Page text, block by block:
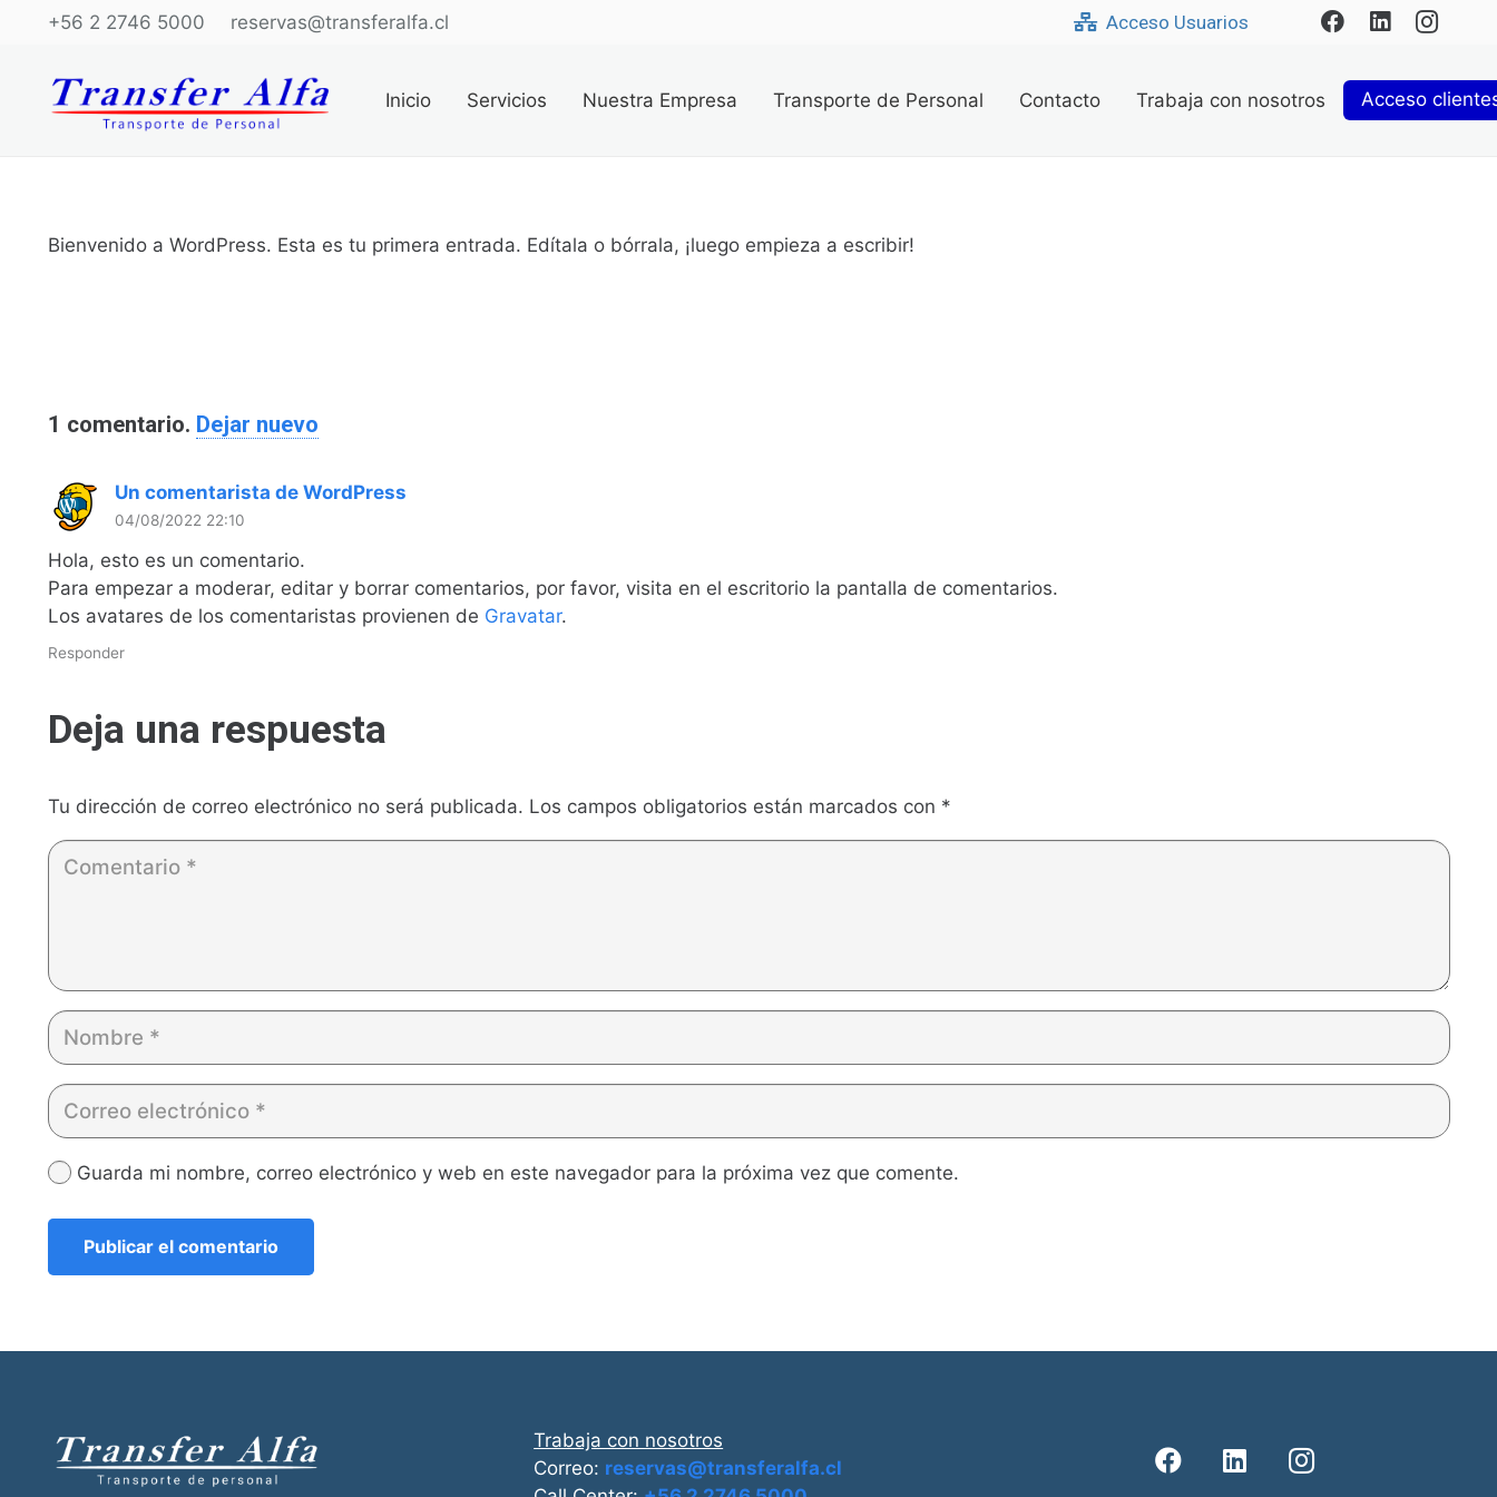
+56 2 2746 5000 reservas@transferalfa.cl Acceso Usuarios
Inicio Servicios Nuestra Empresa Transporte de Personal Contacto Trabaja con nosotros Acceso
Bienvenido a WordPress. Esta es tu primera entrada. Edítala o bórrala, ¡luego empieza a escribir!
1 comentario. Dejar nuevo
Un comentarista de WordPress
04/08/2022 22:10
Hola, esto es un comentario.
Para empezar a moderar, editar y borrar comentarios, por favor, visita en el escritorio la pantalla de comentarios.
Los avatares de los comentaristas provienen de Gravatar.
Responder
Deja una respuesta
Tu dirección de correo electrónico no será publicada. Los campos obligatorios están marcados con *
Guarda mi nombre, correo electrónico y web en este navegador para la próxima vez que comente.
Publicar el comentario
Trabaja con nosotros
Correo: reservas@transferalfa.cl